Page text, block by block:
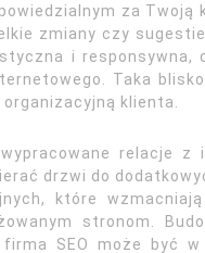
za Twoją
zmiany czy
i
Taka
klienta.
relacje z
drzwi do
które
stronom.
SEO może być